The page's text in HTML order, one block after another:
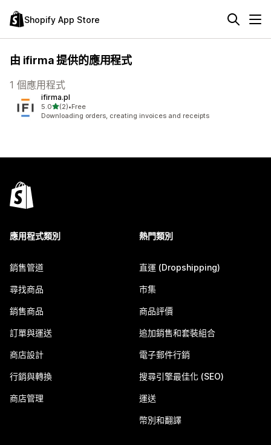
Shopify App Store
由 ifirma 提供的應用程式
1 個應用程式
ifirma.pl
5.0滿分 5 顆星
(2)
共有 2 則評價
•Free
Downloading orders, creating invoices and receipts
應用程式類別
銷售管道
尋找商品
銷售商品
訂單與運送
商店設計
行銷與轉換
商店管理
熱門類別
直運 (Dropshipping)
市集
商品評價
追加銷售和套裝組合
電子郵件行銷
搜尋引擎最佳化 (SEO)
運送
幣別和翻譯